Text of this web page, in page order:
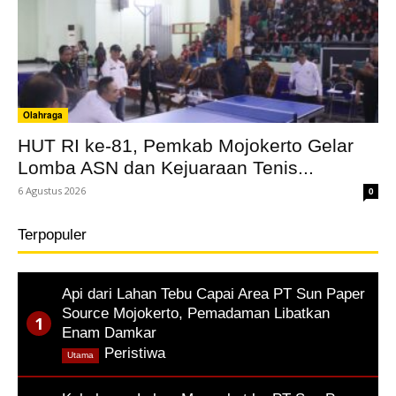
Olahraga
HUT RI ke-81, Pemkab Mojokerto Gelar
Lomba ASN dan Kejuaraan Tenis...
6 Agustus 2026 0
Terpopuler
Api dari Lahan Tebu Capai Area PT Sun Paper
Source Mojokerto, Pemadaman Libatkan
Enam Damkar
Peristiwa
Utama